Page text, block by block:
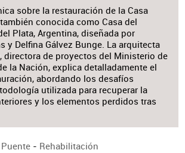
sobre la restauración de la Casa
conocida como Casa del
Plata, Argentina, diseñada por
y Delfina Gálvez Bunge. La arquitecta
directora de proyectos del Ministerio de
la Nación, explica detalladamente el
abordando los desafíos
utilizada para recuperar la
y los elementos perdidos tras
- Rehabilitación